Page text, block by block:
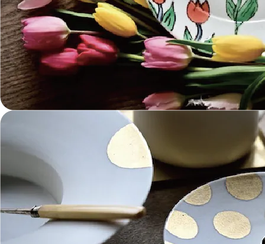
《作家・工芸》Crafts
陶芸 Ceramics
漆器 Lacquerware
木工 Woodwork
金工 Metalwork
鋳物 Cast Metal
香 Insence
その他工芸 e.t.c
《ブランド》Brands